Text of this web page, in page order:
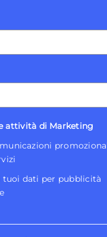
attività di Marketing
tuoi dati per pubblicità